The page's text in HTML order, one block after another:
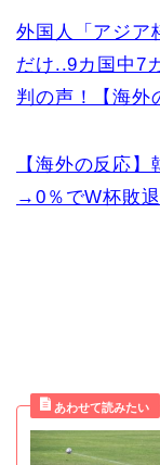
外国人「アジア
だけ..9カ国中7
判の声！【海外
【海外の反応
→0％でW杯敗退